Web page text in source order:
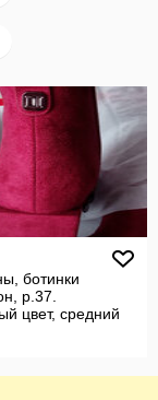
ботинки
р.37.
цвет, средний